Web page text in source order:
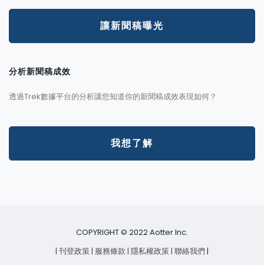
讓新聞稿曝光
分析新聞稿成效
透過Trek數據平台的分析讓您知道你的新聞稿成效表現如何？
我想了解
COPYRIGHT © 2022 Aotter Inc.
| 刊登政策 | 服務條款 | 隱私權政策 | 聯絡我們 |